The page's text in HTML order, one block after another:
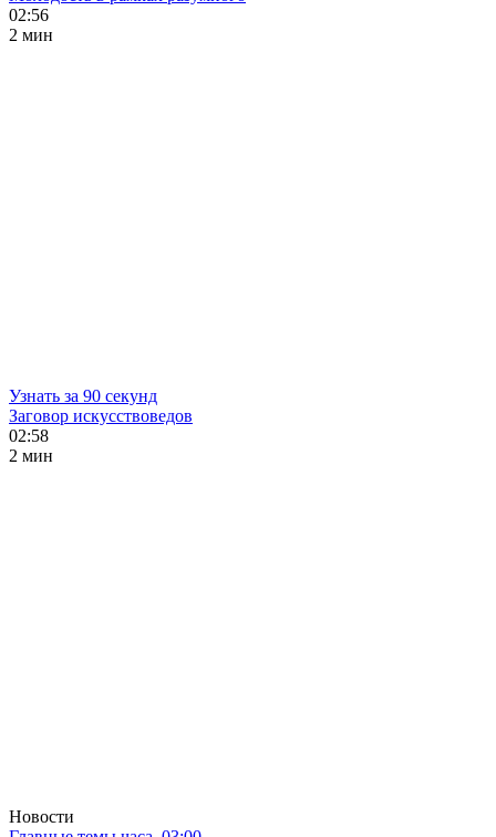
02:56
2 мин
Узнать за 90 секунд
Заговор искусствоведов
02:58
2 мин
Новости